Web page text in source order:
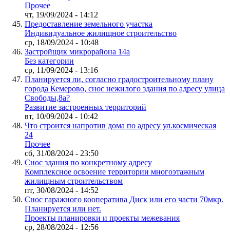
Прочее
чт, 19/09/2024 - 14:12
Предоставление земельного участка
Индивидуальное жилищное строительство
ср, 18/09/2024 - 10:48
Застройщик микрорайона 14а
Без категории
ср, 11/09/2024 - 13:16
Планируется ли, согласно градостроительному плану
города Кемерово, снос нежилого здания по адресу улица
Свободы,8а?
Развитие застроенных территорий
вт, 10/09/2024 - 10:42
Что строится напротив дома по адресу ул.космическая
24
Прочее
сб, 31/08/2024 - 23:50
Снос здания по конкретному адресу
Комплексное освоение территории многоэтажным
жилищным строительством
пт, 30/08/2024 - 14:52
Снос гаражного кооператива Диск или его части 70мкр.
Планируется или нет.
Проекты планировки и проекты межевания
ср, 28/08/2024 - 12:56